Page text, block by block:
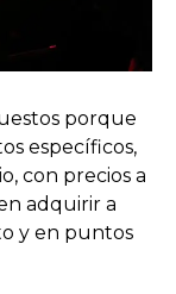
porque
específicos,
con precios a
adquirir a
y en puntos